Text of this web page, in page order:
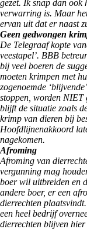
gezet. Ik snap dan ook
verwarring is. Maar
ervan uit dat er naast
Geen gedwongen
De Telegraaf kopte
veestapel’. BBB
bij veel boeren de
moeten krimpen met
zogenoemde
stoppen, worden NIET
blijft de situatie zoals
krimp van dieren bij
Hoofdlijnenakkoord
nagekomen.
Afroming
Afroming van
vergunning mag
boer wil uitbreiden en
andere boer, er een
dierrechten
een heel bedrijf
dierrechten blijven